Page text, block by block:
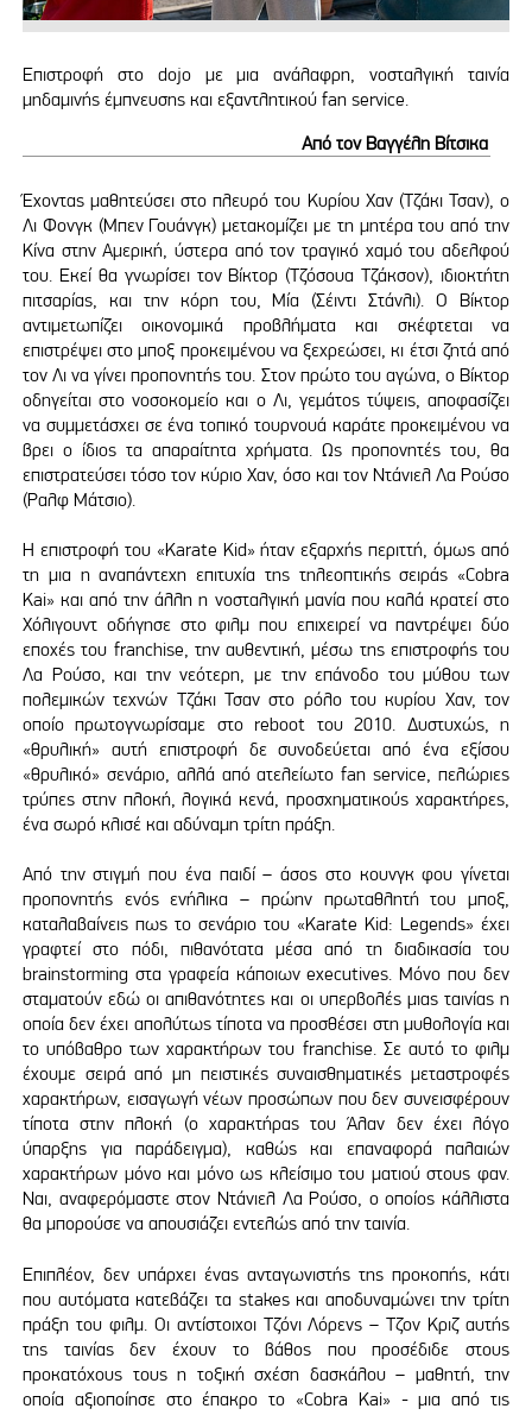
Επιστροφή στο dojo με μια ανάλαφρη, νοσταλγική ταινία
μηδαμινής έμπνευσης και εξαντλητικού fan service.
Από τον Βαγγέλη Βίτσικα
Έχοντας μαθητεύσει στο πλευρό του Κυρίου Χαν (Τζάκι Τσαν), ο
Λι Φονγκ (Μπεν Γουάνγκ) μετακομίζει με τη μητέρα του από την
Κίνα στην Αμερική, ύστερα από τον τραγικό χαμό του αδελφού
του. Εκεί θα γνωρίσει τον Βίκτορ (Τζόσουα Τζάκσον), ιδιοκτήτη
πιτσαρίας, και την κόρη του, Μία (Σέιντι Στάνλι). Ο Βίκτορ
αντιμετωπίζει οικονομικά προβλήματα και σκέφτεται να
επιστρέψει στο μποξ προκειμένου να ξεχρεώσει, κι έτσι ζητά από
τον Λι να γίνει προπονητής του. Στον πρώτο του αγώνα, ο Βίκτορ
οδηγείται στο νοσοκομείο και ο Λι, γεμάτος τύψεις, αποφασίζει
να συμμετάσχει σε ένα τοπικό τουρνουά καράτε προκειμένου να
βρει ο ίδιος τα απαραίτητα χρήματα. Ως προπονητές του, θα
επιστρατεύσει τόσο τον κύριο Χαν, όσο και τον Ντάνιελ Λα Ρούσο
(Ραλφ Μάτσιο).
Η επιστροφή του «Karate Kid» ήταν εξαρχής περιττή, όμως από
τη μια η αναπάντεχη επιτυχία της τηλεοπτικής σειράς «Cobra
Kai» και από την άλλη η νοσταλγική μανία που καλά κρατεί στο
Χόλιγουντ οδήγησε στο φιλμ που επιχειρεί να παντρέψει δύο
εποχές του franchise, την αυθεντική, μέσω της επιστροφής του
Λα Ρούσο, και την νεότερη, με την επάνοδο του μύθου των
πολεμικών τεχνών Τζάκι Τσαν στο ρόλο του κυρίου Χαν, τον
οποίο πρωτογνωρίσαμε στο reboot του 2010. Δυστυχώς, η
«θρυλική» αυτή επιστροφή δε συνοδεύεται από ένα εξίσου
«θρυλικό» σενάριο, αλλά από ατελείωτο fan service, πελώριες
τρύπες στην πλοκή, λογικά κενά, προσχηματικούς χαρακτήρες,
ένα σωρό κλισέ και αδύναμη τρίτη πράξη.
Από την στιγμή που ένα παιδί – άσος στο κουνγκ φου γίνεται
προπονητής ενός ενήλικα – πρώην πρωταθλητή του μποξ,
καταλαβαίνεις πως το σενάριο του «Karate Kid: Legends» έχει
γραφτεί στο πόδι, πιθανότατα μέσα από τη διαδικασία του
brainstorming στα γραφεία κάποιων executives. Μόνο που δεν
σταματούν εδώ οι απιθανότητες και οι υπερβολές μιας ταινίας η
οποία δεν έχει απολύτως τίποτα να προσθέσει στη μυθολογία και
το υπόβαθρο των χαρακτήρων του franchise. Σε αυτό το φιλμ
έχουμε σειρά από μη πειστικές συναισθηματικές μεταστροφές
χαρακτήρων, εισαγωγή νέων προσώπων που δεν συνεισφέρουν
τίποτα στην πλοκή (ο χαρακτήρας του Άλαν δεν έχει λόγο
ύπαρξης για παράδειγμα), καθώς και επαναφορά παλαιών
χαρακτήρων μόνο και μόνο ως κλείσιμο του ματιού στους φαν.
Ναι, αναφερόμαστε στον Ντάνιελ Λα Ρούσο, ο οποίος κάλλιστα
θα μπορούσε να απουσιάζει εντελώς από την ταινία.
Επιπλέον, δεν υπάρχει ένας ανταγωνιστής της προκοπής, κάτι
που αυτόματα κατεβάζει τα stakes και αποδυναμώνει την τρίτη
πράξη του φιλμ. Οι αντίστοιχοι Τζόνι Λόρενς – Τζον Κριζ αυτής
της ταινίας δεν έχουν το βάθος που προσέδιδε στους
προκατόχους τους η τοξική σχέση δασκάλου – μαθητή, την
οποία αξιοποίησε στο έπακρο το «Cobra Kai» - μια από τις